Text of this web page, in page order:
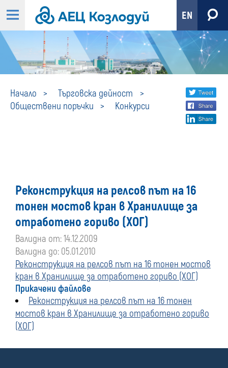
EN
Начало
Търговска дейност
Обществени поръчки
Конкурси
Конкурси
Share
social
Реконструкция на релсов път на 16
тонен мостов кран в Хранилище за
отработено гориво (ХОГ)
Валидна от: 14.12.2009
Валидна до: 05.01.2010
Реконструкция на релсов път на 16 тонен мостов
кран в Хранилище за отработено гориво (ХОГ)
Прикачени файлове
Реконструкция на релсов път на 16 тонен
мостов кран в Хранилище за отработено гориво
(ХОГ)